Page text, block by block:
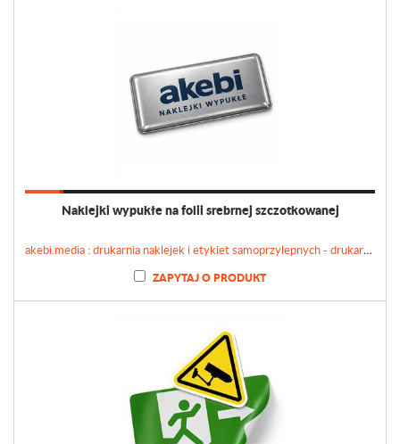
Naklejki wypukłe na folii srebrnej szczotkowanej
akebi.media : drukarnia naklejek i etykiet samoprzylepnych - drukarnianaklejek.pl
ZAPYTAJ O PRODUKT